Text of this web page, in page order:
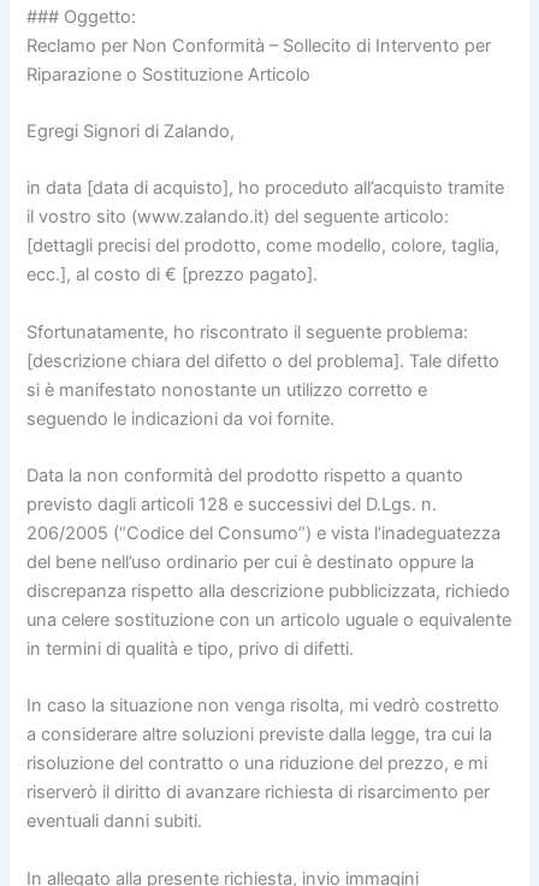
### Oggetto:
Reclamo per Non Conformità – Sollecito di Intervento per
Riparazione o Sostituzione Articolo
Egregi Signori di Zalando,
in data [data di acquisto], ho proceduto all’acquisto tramite
il vostro sito (www.zalando.it) del seguente articolo:
[dettagli precisi del prodotto, come modello, colore, taglia,
ecc.], al costo di € [prezzo pagato].
Sfortunatamente, ho riscontrato il seguente problema:
[descrizione chiara del difetto o del problema]. Tale difetto
si è manifestato nonostante un utilizzo corretto e
seguendo le indicazioni da voi fornite.
Data la non conformità del prodotto rispetto a quanto
previsto dagli articoli 128 e successivi del D.Lgs. n.
206/2005 (“Codice del Consumo”) e vista l’inadeguatezza
del bene nell’uso ordinario per cui è destinato oppure la
discrepanza rispetto alla descrizione pubblicizzata, richiedo
una celere sostituzione con un articolo uguale o equivalente
in termini di qualità e tipo, privo di difetti.
In caso la situazione non venga risolta, mi vedrò costretto
a considerare altre soluzioni previste dalla legge, tra cui la
risoluzione del contratto o una riduzione del prezzo, e mi
riserverò il diritto di avanzare richiesta di risarcimento per
eventuali danni subiti.
In allegato alla presente richiesta, invio immagini